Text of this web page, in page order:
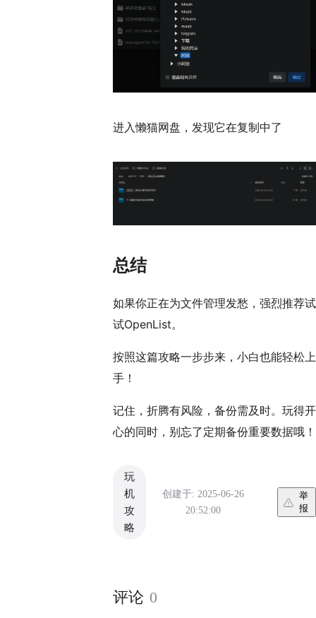
进入懒猫网盘，发现它在复制中了
总结
如果你正在为文件管理发愁，强烈推荐试
试OpenList。
按照这篇攻略一步步来，小白也能轻松上
手！
记住，折腾有风险，备份需及时。玩得开
心的同时，别忘了定期备份重要数据哦！
玩
机
攻
略
创建于: 2025-06-26
20:52:00
举
报
评论 0